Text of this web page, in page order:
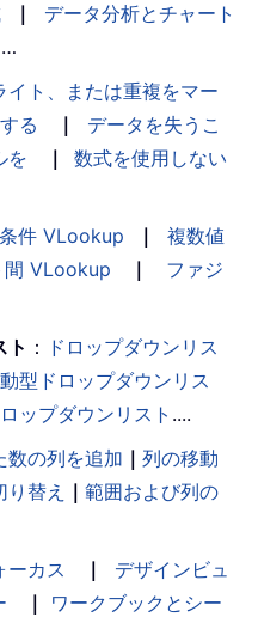
｜
データ分析とチャート
…
イト、または重複をマー
る ｜
データを失うこ
を
｜
数式を使用しない
件 VLookup ｜
複数値
間 VLookup ｜
ファジ
ト ： ドロップダウンリス
型ドロップダウンリス
ップダウンリスト ....
数の列を追加 ｜ 列の移動
替え ｜ 範囲および列の
ーカス ｜
デザインビュ
｜
ワークブックとシー